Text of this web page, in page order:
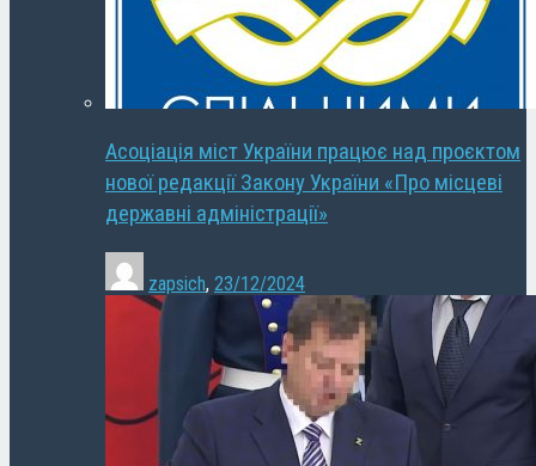
Асоціація міст України працює над проєктом
нової редакції Закону України «Про місцеві
державні адміністрації»
zapsich, 23/12/2024